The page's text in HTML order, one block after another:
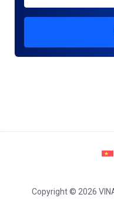
Copyright © 2026